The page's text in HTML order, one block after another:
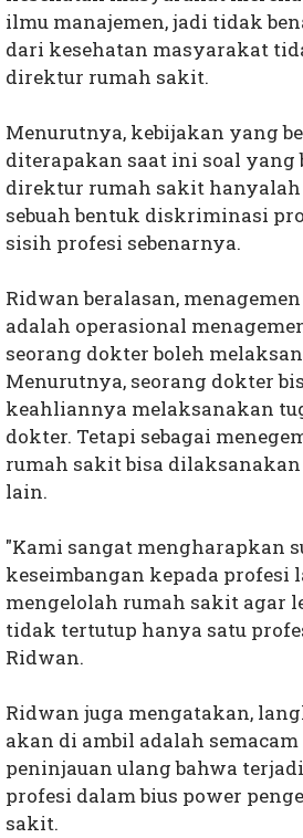
ilmu manajemen, jadi tidak
dari kesehatan masyarakat
direktur rumah sakit.
Menurutnya, kebijakan yang
diterapakan saat ini soal yang
direktur rumah sakit
sebuah bentuk diskriminasi
sisih profesi sebenarnya.
Ridwan beralasan,
adalah operasional
seorang dokter boleh
Menurutnya, seorang dokter
keahliannya melaksanakan
dokter. Tetapi sebagai
rumah sakit bisa
lain.
"Kami sangat mengharapkan
keseimbangan kepada profesi
mengelolah rumah sakit agar
tidak tertutup hanya satu
Ridwan.
Ridwan juga mengatakan,
akan di ambil adalah
peninjauan ulang bahwa
profesi dalam bius power
sakit.